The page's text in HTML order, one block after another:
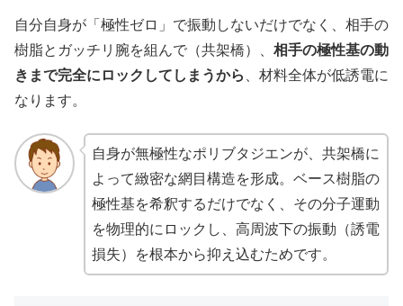
自分自身が「極性ゼロ」で振動しないだけでなく、相手の
樹脂とガッチリ腕を組んで（共架橋）、 相手の極性基の動
きまで完全にロックしてしまうから
、材料全体が低誘電に
なります。
自身が無極性なポリブタジエンが、共架橋に
よって緻密な網目構造を形成。ベース樹脂の
極性基を希釈するだけでなく、その分子運動
を物理的にロックし、高周波下の振動（誘電
損失）を根本から抑え込むためです。